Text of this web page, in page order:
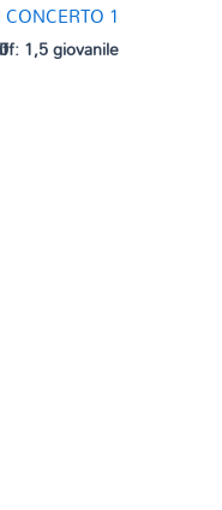
1
1,5 giovanile